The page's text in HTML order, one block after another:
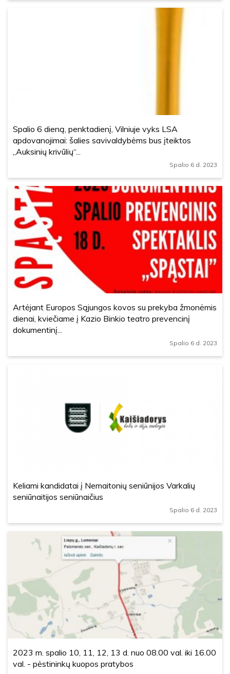
Spalio 6 dieną, penktadienį, Vilniuje vyks LSA
apdovanojimai: šalies savivaldybėms bus įteiktos
„Auksinių krivūlių“...
Spalio 6 d. 2023
Artėjant Europos Sąjungos kovos su prekyba žmonėmis
dienai, kviečiame į Kazio Binkio teatro prevencinį
dokumentinį...
Spalio 6 d. 2023
Keliami kandidatai į Nemaitonių seniūnijos Varkalių
seniūnaitijos seniūnaičius
Spalio 6 d. 2023
2023 m. spalio 10, 11, 12, 13 d. nuo 08.00 val. iki 16.00
val. - pėstininkų kuopos pratybos